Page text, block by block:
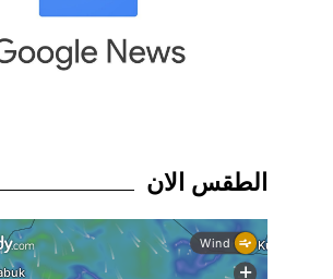
الطقس الان